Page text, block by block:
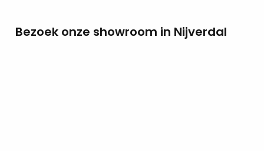
Bezoek onze showroom in Nijverdal